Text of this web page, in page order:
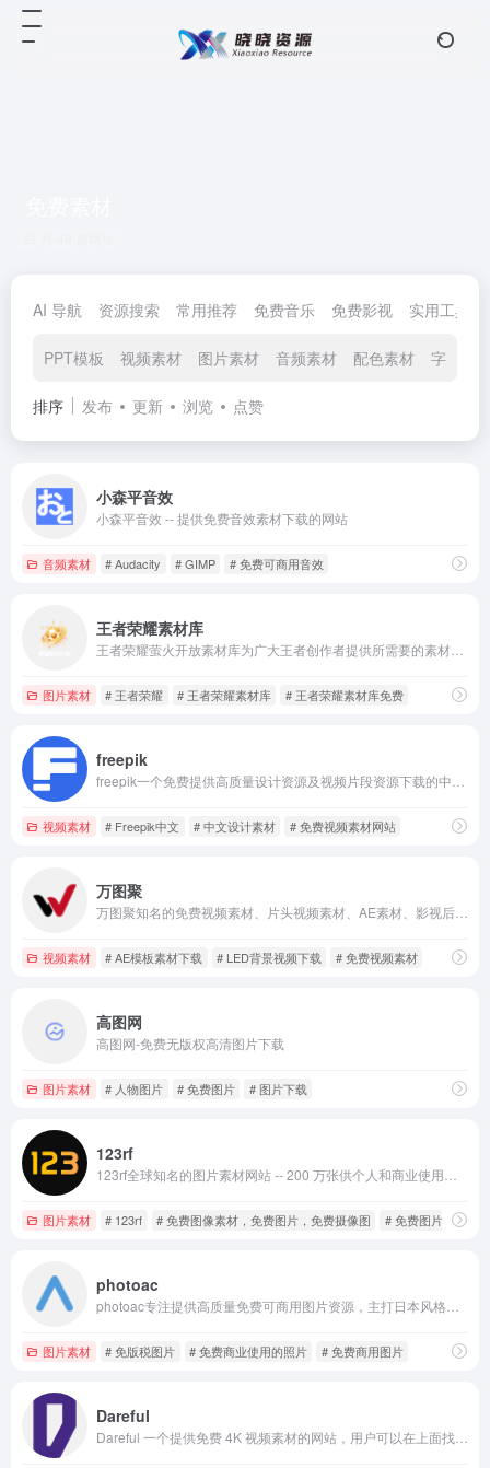
AI 导航 资源搜索 常用推荐 免费音乐 免费影视 实用工具
PPT模板 视频素材 图片素材 音频素材 配色素材 字体素
排序 发布 更新 浏览 点赞
小森平音效
小森平音效 -- 提供免费音效素材下载的网站
音频素材 # Audacity # GIMP # 免费可商用音效
王者荣耀素材库
图片素材 # 王者荣耀 # 王者荣耀素材库 # 王者荣耀素材库免费
freepik
视频素材 # Freepik中文 # 中文设计素材 # 免费视频素材网站
万图聚
视频素材 # AE模板素材下载 # LED背景视频下载 # 免费视频素材
高图网
高图网-免费无版权高清图片下载
图片素材 # 人物图片 # 免费图片 # 图片下载
123rf
图片素材 # 123rf # 免费图像素材，免费图片，免费摄像图 # 免费图片素材
photoac
图片素材 # 免版税图片 # 免费商业使用的照片 # 免费商用图片
Dareful